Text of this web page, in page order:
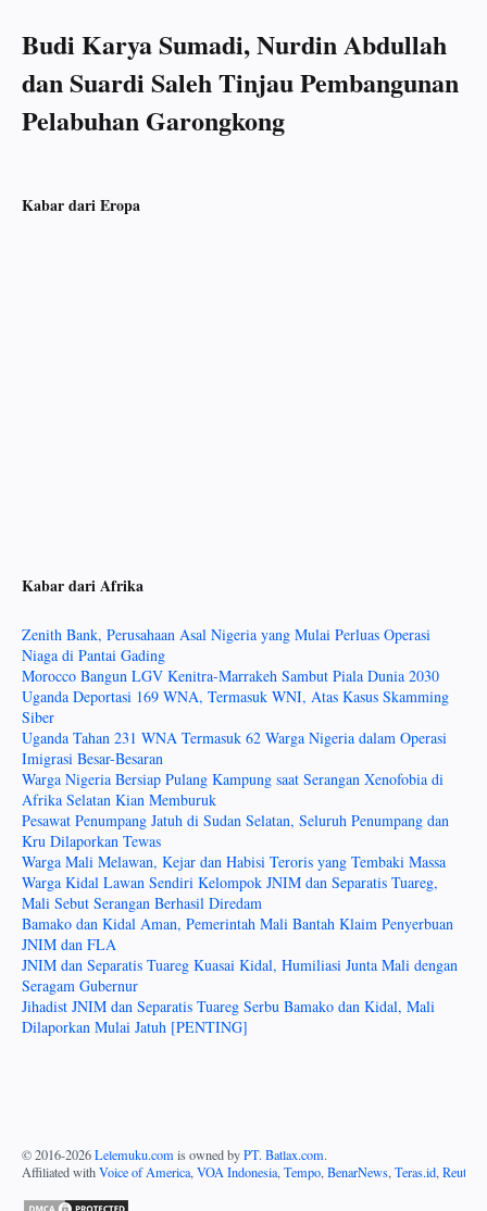
Budi Karya Sumadi, Nurdin Abdullah
dan Suardi Saleh Tinjau Pembangunan
Pelabuhan Garongkong
Kabar dari Eropa
Kabar dari Afrika
Zenith Bank, Perusahaan Asal Nigeria yang Mulai Perluas Operasi
Niaga di Pantai Gading
Morocco Bangun LGV Kenitra-Marrakeh Sambut Piala Dunia 2030
Uganda Deportasi 169 WNA, Termasuk WNI, Atas Kasus Skamming
Siber
Uganda Tahan 231 WNA Termasuk 62 Warga Nigeria dalam Operasi
Imigrasi Besar-Besaran
Warga Nigeria Bersiap Pulang Kampung saat Serangan Xenofobia di
Afrika Selatan Kian Memburuk
Pesawat Penumpang Jatuh di Sudan Selatan, Seluruh Penumpang dan
Kru Dilaporkan Tewas
Warga Mali Melawan, Kejar dan Habisi Teroris yang Tembaki Massa
Warga Kidal Lawan Sendiri Kelompok JNIM dan Separatis Tuareg,
Mali Sebut Serangan Berhasil Diredam
Bamako dan Kidal Aman, Pemerintah Mali Bantah Klaim Penyerbuan
JNIM dan FLA
JNIM dan Separatis Tuareg Kuasai Kidal, Humiliasi Junta Mali dengan
Seragam Gubernur
Jihadist JNIM dan Separatis Tuareg Serbu Bamako dan Kidal, Mali
Dilaporkan Mulai Jatuh [PENTING]
© 2016-2026Lelemuku.comis owned byPT. Batlax.com.
Affiliated withVoice of America,VOA Indonesia,Tempo,BenarNews,Teras.id,Reuters